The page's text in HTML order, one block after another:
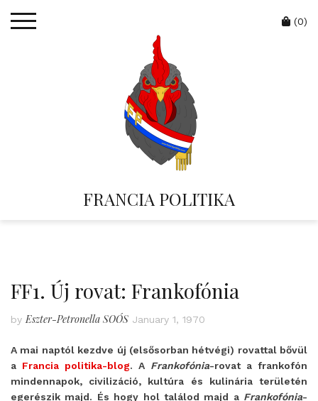
FRANCIA POLITIKA
Cart
(0)
FF1. Új rovat: Frankofónia
by Eszter-Petronella SOÓS January 1, 1970
A mai naptól kezdve új (elsősorban hétvégi) rovattal bővül
a Francia politika-blog. A Frankofónia-rovat a frankofón
mindennapok, civilizáció, kultúra és kulinária területén
egerészik majd. És hogy hol találod majd a Frankofónia-